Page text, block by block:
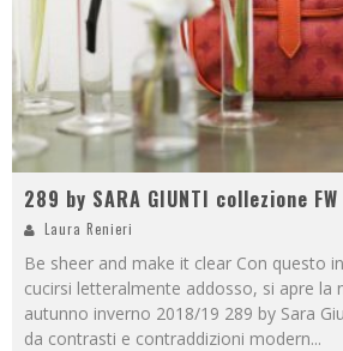
289 by SARA GIUNTI collezione
Laura Renieri
Be sheer and make it clear Con questo
cucirsi letteralmente addosso, si apre la
autunno inverno 2018/19 289 by Sara
da contrasti e contraddizioni modern...